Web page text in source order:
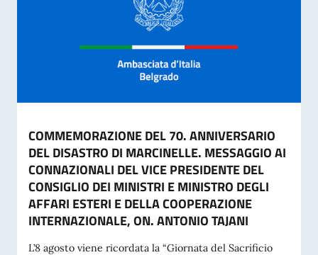
COMMEMORAZIONE DEL 70. ANNIVERSARIO
DEL DISASTRO DI MARCINELLE. MESSAGGIO AI
CONNAZIONALI DEL VICE PRESIDENTE DEL
CONSIGLIO DEI MINISTRI E MINISTRO DEGLI
AFFARI ESTERI E DELLA COOPERAZIONE
INTERNAZIONALE, ON. ANTONIO TAJANI
L’8 agosto viene ricordata la “Giornata del Sacrificio